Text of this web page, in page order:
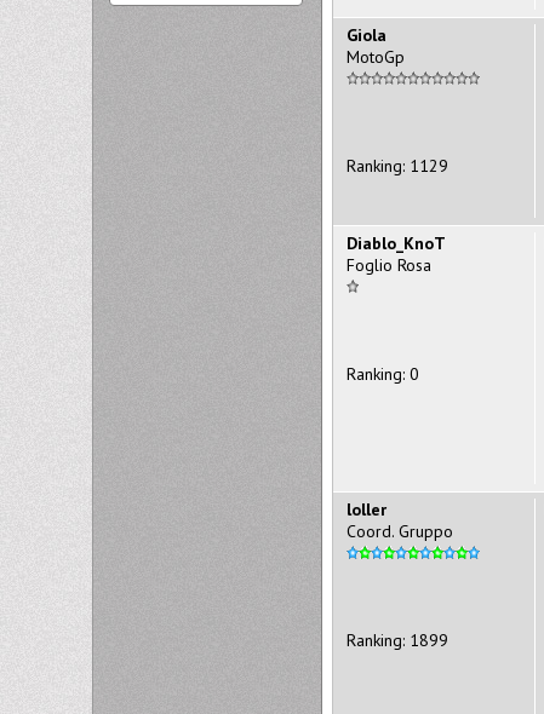
Giola
MotoGp
Ranking: 1129
Diablo_KnoT
Foglio Rosa
Ranking: 0
loller
Coord. Gruppo
Ranking: 1899